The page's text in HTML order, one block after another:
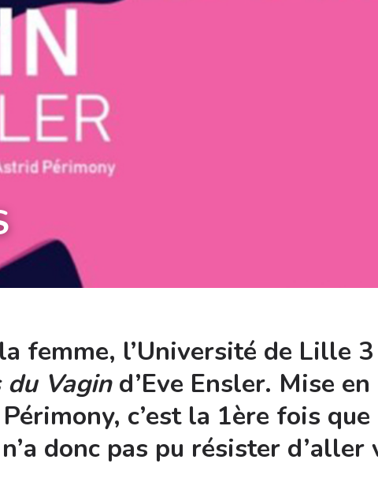
femme, l’Université de Lille
du Vagind’Eve Ensler. Mise
c’est la 1ère fois que
donc pas pu résister d’aller